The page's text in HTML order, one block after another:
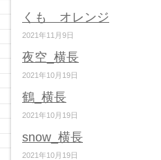
くも オレンジ
2021年11月9日
夜空_横長
2021年10月19日
鶴_横長
2021年10月19日
snow_横長
2021年10月19日